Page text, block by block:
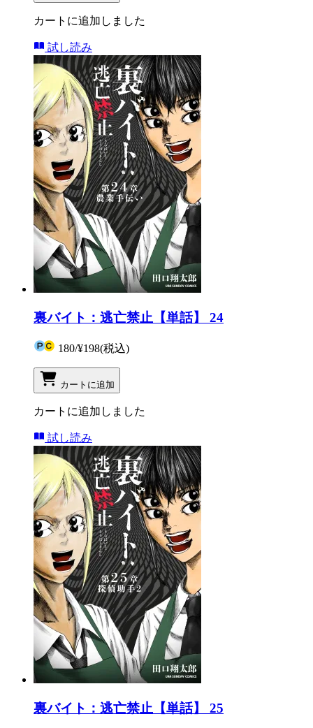
カートに追加しました
試し読み
裏バイト：逃亡禁止【単話】 24
180/¥198(税込)
カートに追加
カートに追加しました
試し読み
裏バイト：逃亡禁止【単話】 25